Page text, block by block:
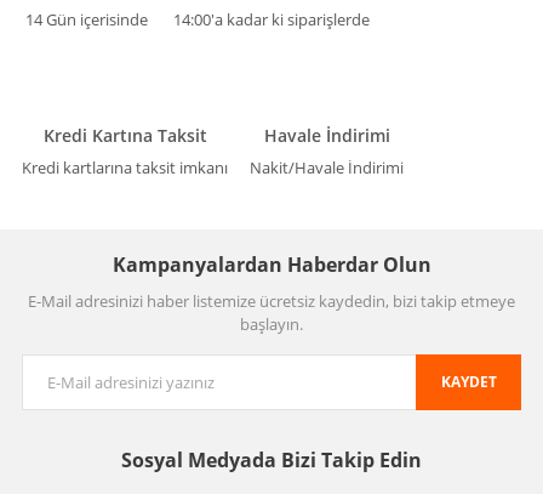
14 Gün içerisinde 14:00'a kadar ki siparişlerde
Kredi Kartına Taksit
Kredi kartlarına taksit imkanı
Havale İndirimi
Nakit/Havale İndirimi
Kampanyalardan Haberdar Olun
E-Mail adresinizi haber listemize ücretsiz kaydedin, bizi takip etmeye
başlayın.
KAYDET
Sosyal Medyada Bizi Takip Edin